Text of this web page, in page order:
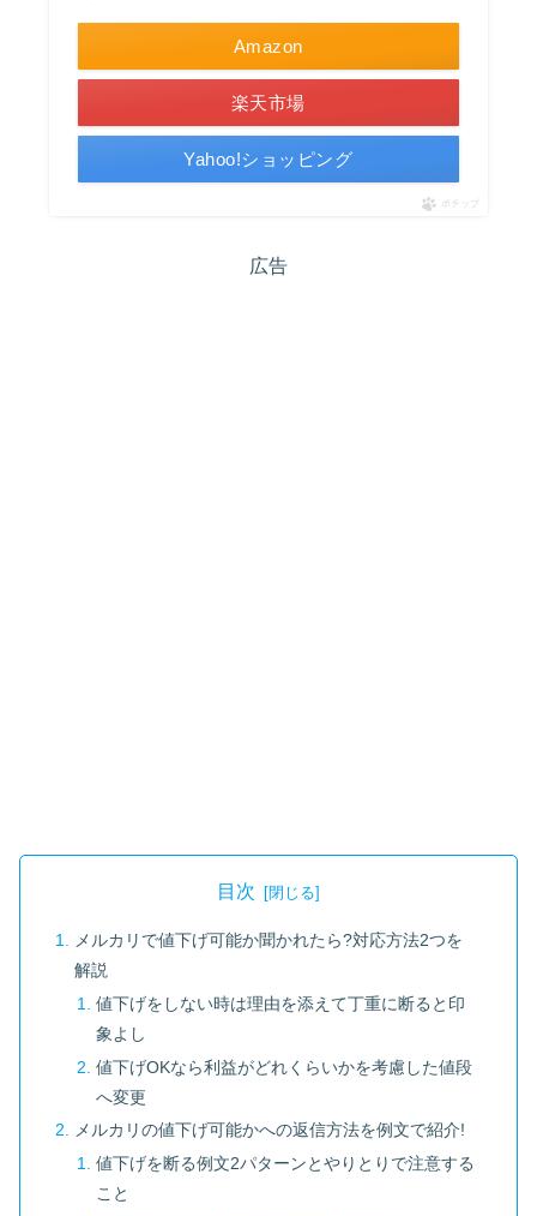
Amazon
楽天市場
Yahoo!ショッピング
ポチップ
広告
目次
メルカリで値下げ可能か聞かれたら?対応方法2つを
解説
値下げをしない時は理由を添えて丁重に断ると印
象よし
値下げOKなら利益がどれくらいかを考慮した値段
へ変更
メルカリの値下げ可能かへの返信方法を例文で紹介!
値下げを断る例文2パターンとやりとりで注意する
こと